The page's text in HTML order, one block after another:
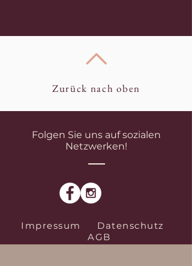
Zurück nach oben
Folgen Sie uns auf sozialen
Netzwerken!
Impressum
Datenschutz
AGB